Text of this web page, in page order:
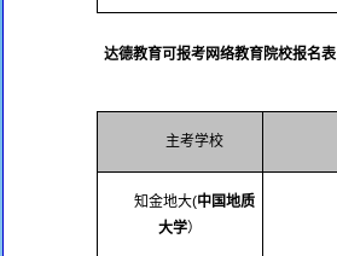
达德教育可报考网络教育院校报名表
主考学校
知金地大(中国地质
大学）